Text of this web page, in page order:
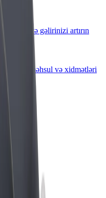
keçin
qoşun və gəlirinizi artırın
Bolt məhsul və xidmətləri